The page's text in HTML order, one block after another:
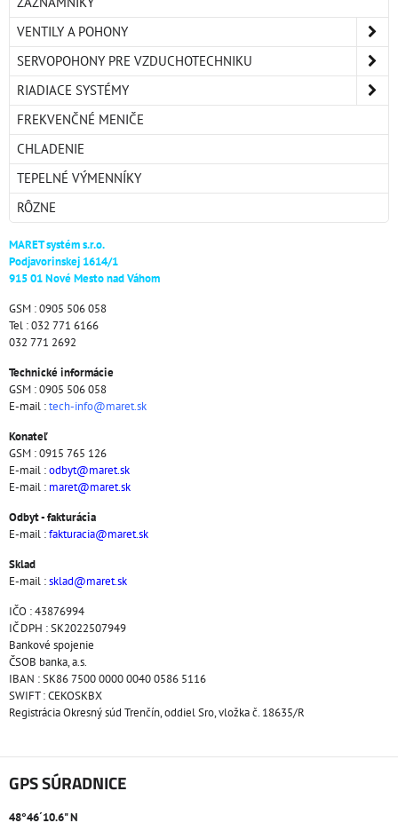
VENTILY A POHONY
SERVOPOHONY PRE VZDUCHOTECHNIKU
RIADIACE SYSTÉMY
FREKVENČNÉ MENIČE
CHLADENIE
TEPELNÉ VÝMENNÍKY
RÔZNE
MARET systém s.r.o.
Podjavorinskej 1614/1
915 01 Nové Mesto nad Váhom
GSM : 0905 506 058
Tel : 032 771 6166
032 771 2692
Technické informácie
GSM : 0905 506 058
E-mail :tech-info@maret.sk
Konateľ
GSM : 0915 765 126
E-mail :odbyt@maret.sk
E-mail : maret@maret.sk
Odbyt - fakturácia
E-mail :fakturacia@maret.sk
Sklad
E-mail :sklad@maret.sk
IČO : 43876994
IČ DPH : SK2022507949
Bankové spojenie
ČSOB banka, a.s.
IBAN : SK86 7500 0000 0040 0586 5116
SWIFT : CEKOSKBX
Registrácia Okresný súd Trenčín, oddiel Sro, vložka č. 18635/R
GPS SÚRADNICE
48°46´10.6" N